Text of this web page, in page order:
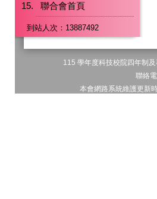
聯合會首頁
到站人次：13887492
115 學年度科技校院四年制
聯絡
本會網路系統維護更新